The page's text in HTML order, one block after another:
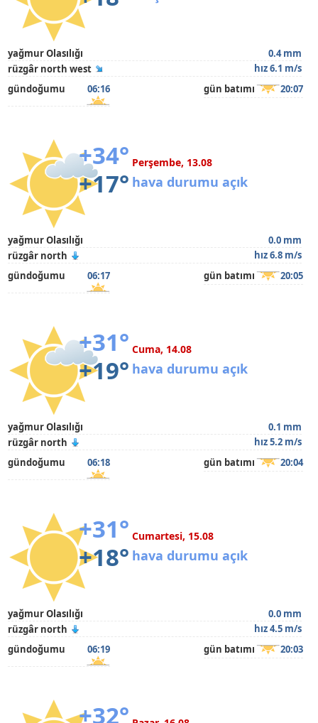
yağmur Olasılığı
0.4 mm
rüzgâr north west
hız 6.1 m/s
gündoğumu
06:16 gün batımı 20:07
+34°
+17°
Perşembe, 13.08
hava durumu açık
yağmur Olasılığı
0.0 mm
rüzgâr north
hız 6.8 m/s
gündoğumu
06:17 gün batımı 20:05
+31°
+19°
Cuma, 14.08
hava durumu açık
yağmur Olasılığı
0.1 mm
rüzgâr north
hız 5.2 m/s
gündoğumu
06:18 gün batımı 20:04
+31°
+18°
Cumartesi, 15.08
hava durumu açık
yağmur Olasılığı
0.0 mm
rüzgâr north
hız 4.5 m/s
gündoğumu
06:19 gün batımı 20:03
+32°